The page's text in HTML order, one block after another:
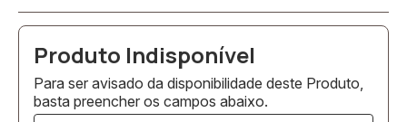
Para ser avisado da disponibilidade deste Produto,
basta preencher os campos abaixo.